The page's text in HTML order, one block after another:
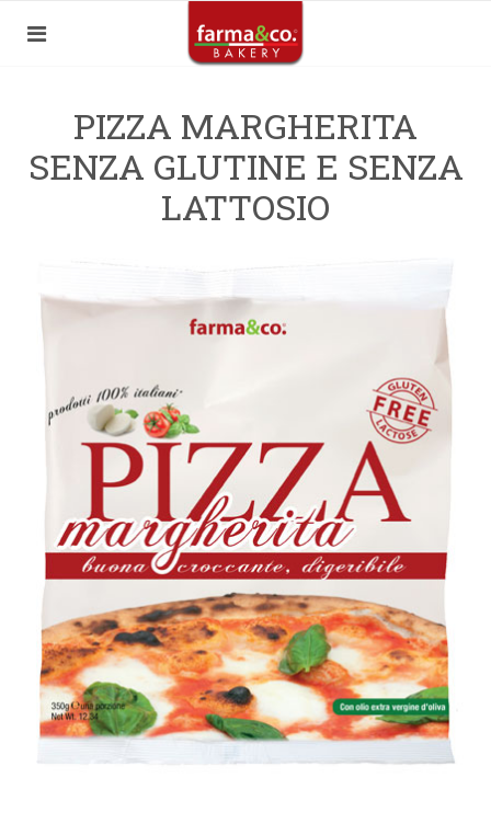
PIZZA MARGHERITA
SENZA GLUTINE E SENZA
LATTOSIO